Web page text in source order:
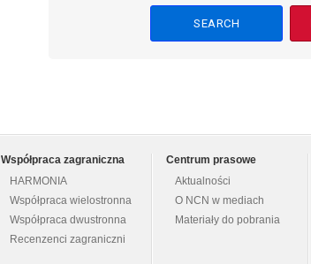
Współpraca zagraniczna
HARMONIA
Współpraca wielostronna
Współpraca dwustronna
Recenzenci zagraniczni
Centrum prasowe
Aktualności
O NCN w mediach
Materiały do pobrania